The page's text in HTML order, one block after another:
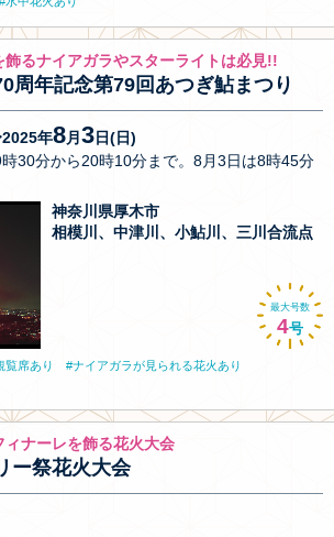
飾るナイアガラやスターライトは必見!!
周年記念第79回あつぎ鮎まつり
年8月3日(日)
30分から20時10分まで。8月3日は8時45分
神奈川県厚木市
相模川、中津川、小鮎川、三川合流点
最大号数
4号
覧席あり
ナイアガラが見られる花火あり
ィナーレを飾る花火大会
ー祭花火大会